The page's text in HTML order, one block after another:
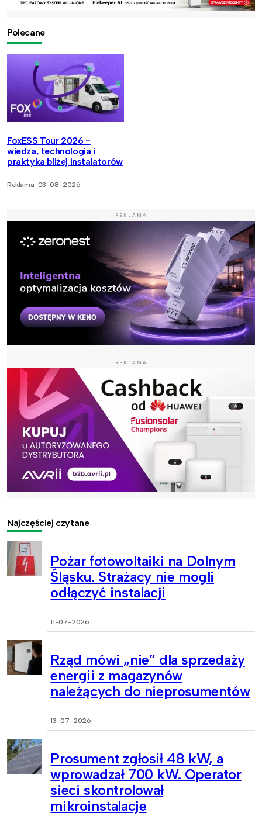
Polecane
FoxESS Tour 2026 -
wiedza, technologia i
praktyka bliżej instalatorów
Reklama 03-08-2026
REKLAMA
REKLAMA
Najczęściej czytane
Pożar fotowoltaiki na Dolnym
Śląsku. Strażacy nie mogli
odłączyć instalacji
11-07-2026
Rząd mówi „nie” dla sprzedaży
energii z magazynów
należących do nieprosumentów
13-07-2026
Prosument zgłosił 48 kW, a
wprowadzał 700 kW. Operator
sieci skontrolował
mikroinstalacje